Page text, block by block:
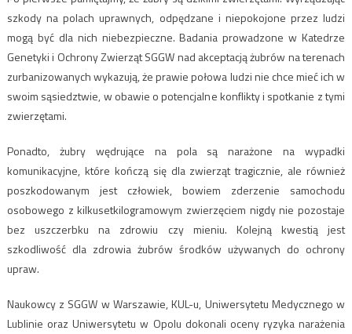
szkody na polach uprawnych, odpędzane i niepokojone przez ludzi
mogą być dla nich niebezpieczne. Badania prowadzone w Katedrze
Genetyki i Ochrony Zwierząt SGGW nad akceptacją żubrów na terenach
zurbanizowanych wykazują, że prawie połowa ludzi nie chce mieć ich w
swoim sąsiedztwie, w obawie o potencjalne konflikty i spotkanie z tymi
zwierzętami.
Ponadto, żubry wędrujące na pola są narażone na wypadki
komunikacyjne, które kończą się dla zwierząt tragicznie, ale również
poszkodowanym jest człowiek, bowiem zderzenie samochodu
osobowego z kilkusetkilogramowym zwierzęciem nigdy nie pozostaje
bez uszczerbku na zdrowiu czy mieniu. Kolejną kwestią jest
szkodliwość dla zdrowia żubrów środków używanych do ochrony
upraw.
Naukowcy z SGGW w Warszawie, KUL-u, Uniwersytetu Medycznego w
Lublinie oraz Uniwersytetu w Opolu dokonali oceny ryzyka narażenia